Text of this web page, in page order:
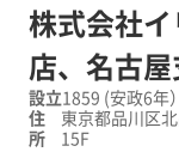
株式会社
店、名古
設立1859 (安政6年）
住
所
東京都品川区
15F